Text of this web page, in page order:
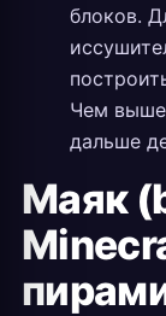
блоков.
Чем
дальше
Маяк